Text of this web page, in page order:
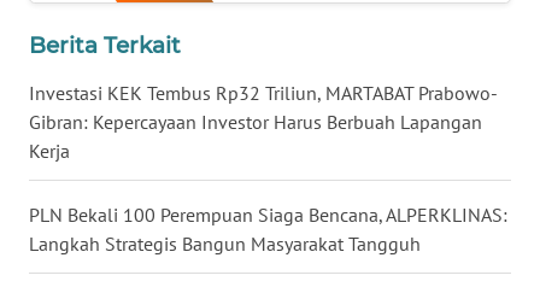
Berita Terkait
Investasi KEK Tembus Rp32 Triliun, MARTABAT Prabowo-
Gibran: Kepercayaan Investor Harus Berbuah Lapangan
Kerja
PLN Bekali 100 Perempuan Siaga Bencana, ALPERKLINAS:
Langkah Strategis Bangun Masyarakat Tangguh
NUSANTARA
WN
JOGJA
WN
JATIM